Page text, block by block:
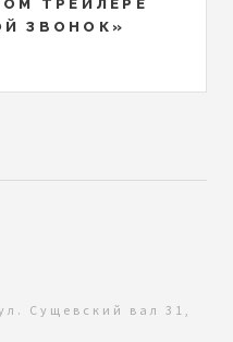
ТРЕЙЛЕРЕ
ЗВОНОК»
Сущевский вал 31,